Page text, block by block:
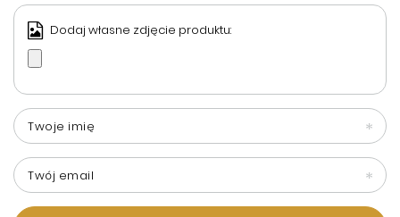
Dodaj własne zdjęcie produktu:
Twoje imię
Twój email